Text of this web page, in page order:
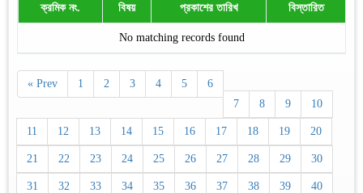
ক্রমিক নং. বিষয় প্রকাশের তারিখ বিস্তারিত
No matching records found
« Prev 1 2 3 4 5
6
7
8 9 10
11 12 13 14 15 16 17 18 19 20
21 22 23 24 25 26 27 28 29 30
31 32 33 34 35 36 37 38 39 40